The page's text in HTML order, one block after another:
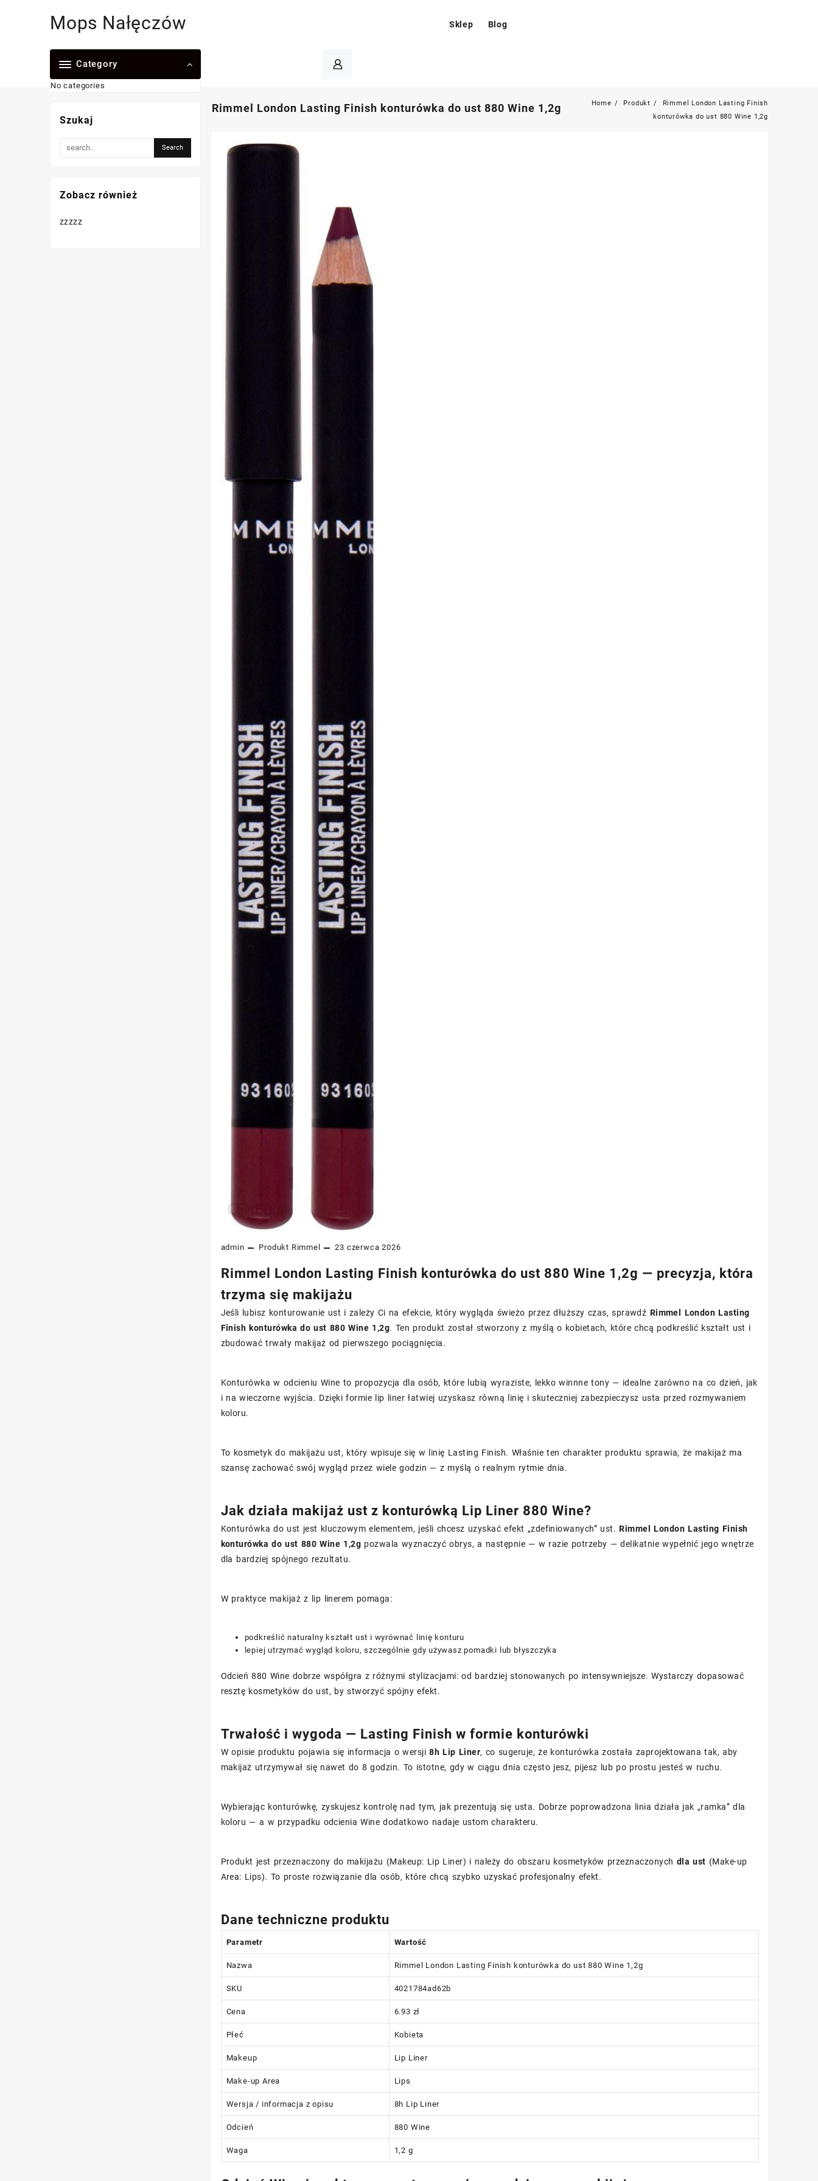
Mops Nałęczów Sklep Blog
Category
No categories
Rimmel London Lasting Finish konturówka do ust 880 Wine 1,2g Home Produkt
Rimmel London Lasting Finish
konturówka do ust 880 Wine 1,2g
admin Produkt Rimmel 23 czerwca 2026
Rimmel London Lasting Finish konturówka do ust 880 Wine 1,2g — precyzja, która
trzyma się makijażu
Jeśli lubisz konturowanie ust i zależy Ci na efekcie, który wygląda świeżo przez dłuższy czas, sprawdź Rimmel London Lasting
Finish konturówka do ust 880 Wine 1,2g. Ten produkt został stworzony z myślą o kobietach, które chcą podkreślić kształt ust i
zbudować trwały makijaż od pierwszego pociągnięcia.
Konturówka w odcieniu Wine to propozycja dla osób, które lubią wyraziste, lekko winnne tony — idealne zarówno na co dzień, jak
i na wieczorne wyjścia. Dzięki formie lip liner łatwiej uzyskasz równą linię i skuteczniej zabezpieczysz usta przed rozmywaniem
koloru.
To kosmetyk do makijażu ust, który wpisuje się w linię Lasting Finish. Właśnie ten charakter produktu sprawia, że makijaż ma
szansę zachować swój wygląd przez wiele godzin — z myślą o realnym rytmie dnia.
Jak działa makijaż ust z konturówką Lip Liner 880 Wine?
Konturówka do ust jest kluczowym elementem, jeśli chcesz uzyskać efekt „zdefiniowanych” ust.Rimmel London Lasting Finish
konturówka do ust 880 Wine 1,2g pozwala wyznaczyć obrys, a następnie — w razie potrzeby — delikatnie wypełnić jego wnętrze
dla bardziej spójnego rezultatu.
W praktyce makijaż z lip linerem pomaga:
podkreślić naturalny kształt ust i wyrównać linię konturu
lepiej utrzymać wygląd koloru, szczególnie gdy używasz pomadki lub błyszczyka
Odcień 880 Wine dobrze współgra z różnymi stylizacjami: od bardziej stonowanych po intensywniejsze. Wystarczy dopasować
resztę kosmetyków do ust, by stworzyć spójny efekt.
Trwałość i wygoda — Lasting Finish w formie konturówki
W opisie produktu pojawia się informacja o wersji8h Lip Liner, co sugeruje, że konturówka została zaprojektowana tak, aby
makijaż utrzymywał się nawet do 8 godzin. To istotne, gdy w ciągu dnia często jesz, pijesz lub po prostu jesteś w ruchu.
Wybierając konturówkę, zyskujesz kontrolę nad tym, jak prezentują się usta. Dobrze poprowadzona linia działa jak „ramka” dla
koloru — a w przypadku odcienia Wine dodatkowo nadaje ustom charakteru.
Produkt jest przeznaczony do makijażu (Makeup: Lip Liner) i należy do obszaru kosmetyków przeznaczonych dla ust (Make-up
Area: Lips). To proste rozwiązanie dla osób, które chcą szybko uzyskać profesjonalny efekt.
Dane techniczne produktu
Parametr Wartość
Nazwa Rimmel London Lasting Finish konturówka do ust 880 Wine 1,2g
SKU 4021784ad62b
Cena 6.93 zł
Płeć Kobieta
Makeup Lip Liner
Make-up Area Lips
Wersja / informacja z opisu 8h Lip Liner
Odcień 880 Wine
Waga 1,2 g
Szukaj
Zobacz również
zzzzz